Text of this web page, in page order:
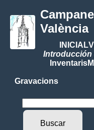
València
INICIAL
Introducción
Inventaris
Gravacions